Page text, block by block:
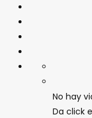
No hay
Da click